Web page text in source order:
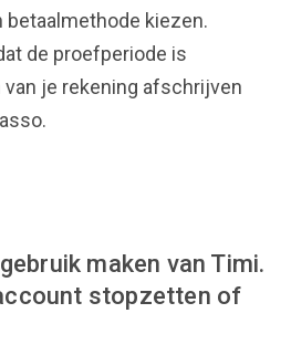
betaalmethode kiezen.
de proefperiode is
je rekening afschrijven
maken van Timi.
stopzetten of